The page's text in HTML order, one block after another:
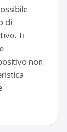
di
Ti
non